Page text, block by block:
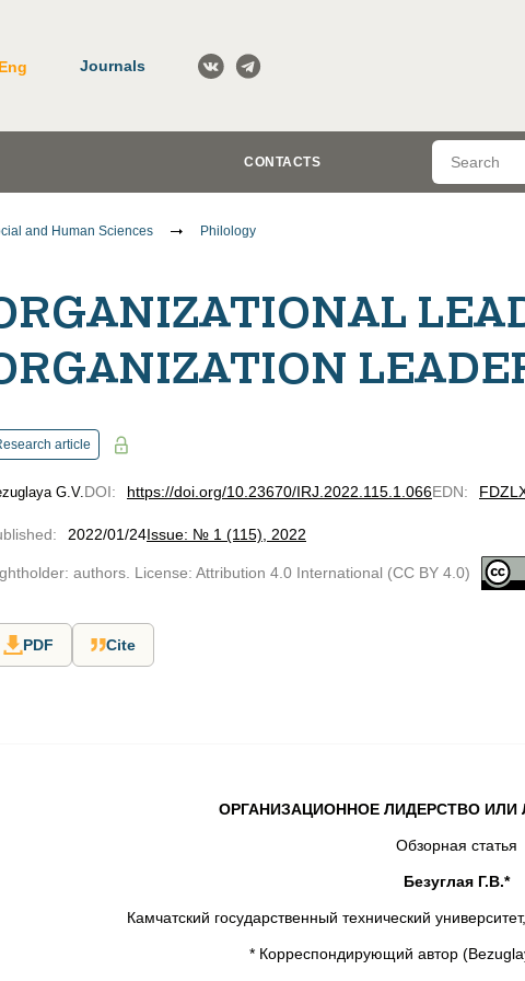
Eng Journals
CONTACTS
and Human Sciences Philology
article
G.V. DOI: https://doi.org/10.23670/IRJ.2022.115.1.066EDN:
: 2022/01/24Issue: № 1 (115), 2022
authors. License: Attribution 4.0 International (CC BY 4.0)
PDF Cite
ОРГАНИЗАЦИОННОЕ ЛИДЕРСТВО ИЛИ
Обзорная статья
Безуглая Г.В.*
Камчатский государственный технический
* Корреспондирующий автор